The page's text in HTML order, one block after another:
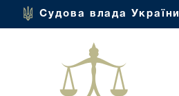
Судова влада України